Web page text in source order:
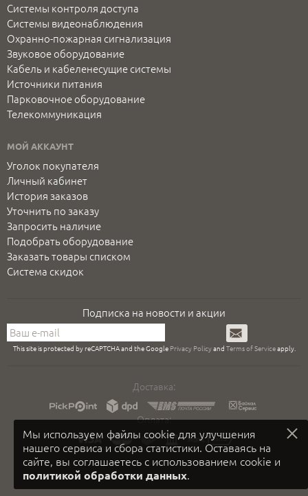
Мы используем файлы cookie для улучшения
нашего сервиса и сбора статистики. Оставаясь на
сайте, вы соглашаетесь с использованием cookie и
политикой обработки данных.
Системы контроля доступа
Системы видеонаблюдения
Охранно-пожарная сигнализация
Звуковое оборудование
Кабель и кабеленесущие системы
Источники питания
Парковочное оборудование
Телекоммуникация
МОЙ АККАУНТ
Уголок покупателя
Личный кабинет
История заказов
Уточнить по заказу
Запросить наличие
Подобрать оборудование
Заказать товары списком
Система скидок
Подписка на новости и акции
Подписаться
This site is protected by reCAPTCHA and the Google Privacy Policyand Terms of Serviceapply.
Доставка:
Оплата: